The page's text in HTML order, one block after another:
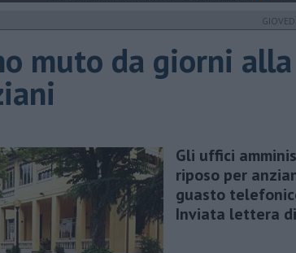
muto da giorni
Gli uffici
riposo per
guasto
Inviata lettera